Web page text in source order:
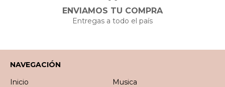
ENVIAMOS TU COMPRA
Entregas a todo el país
NAVEGACIÓN
Inicio
Musica